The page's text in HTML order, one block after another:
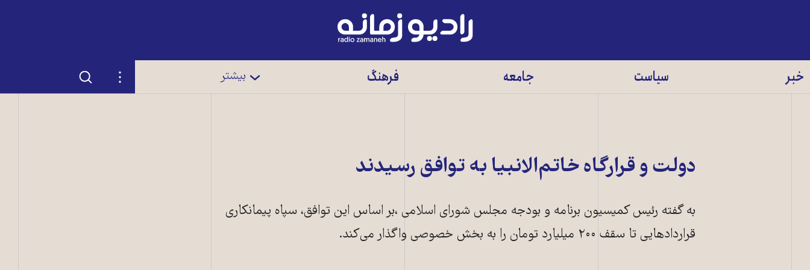
رادیو
زمانه
خبر سیاست جامعه فرهنگ بیشتر تنظیمات جستجو
دولت و قرارگاه خاتم‌الانبیا به توافق رسیدند
به گفته رئیس کمیسیون برنامه و بودجه مجلس شورای اسلامی ،بر اساس این توافق، سپاه پیمانکاری
قراردادهایی تا سقف ۲۰۰ میلیارد تومان را به بخش خصوصی واگذار می‌کند.
قرارگاه خاتم‌الانبیای سپاه، بخش عمده‌ای از ساخت و سازهای عمرانی را به عهده دارد. آمریکا چهار ماده اصلی لازم برای ساخت و سازهای عمرانی ایران را تحریم